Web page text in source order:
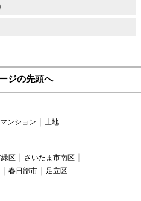
ジの先頭へ
ンション 土地
区
さいたま市南区
春日部市 足立区